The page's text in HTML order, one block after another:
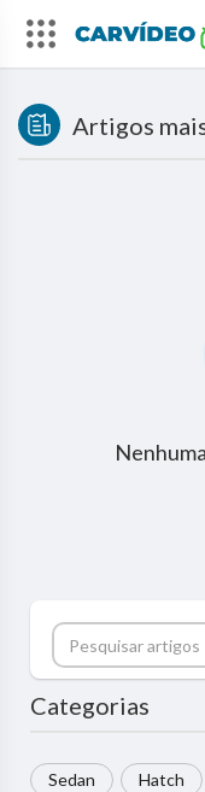
Artigos
Categorias
Sedan Hatch